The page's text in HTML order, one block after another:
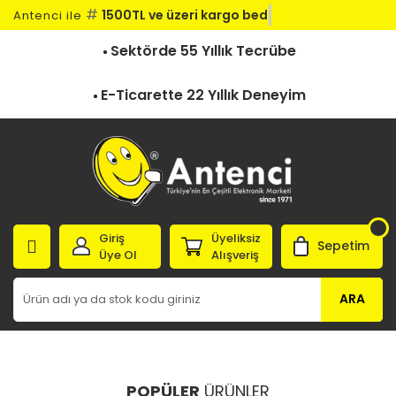
Antenci ile # 1500TL ve üzeri kargo bedava
Sektörde 55 Yıllık Tecrübe
E-Ticarette 22 Yıllık Deneyim
ARA
Giriş
Üye Ol
Üyeliksiz
Alışveriş
Sepetim
POPÜLER ÜRÜNLER